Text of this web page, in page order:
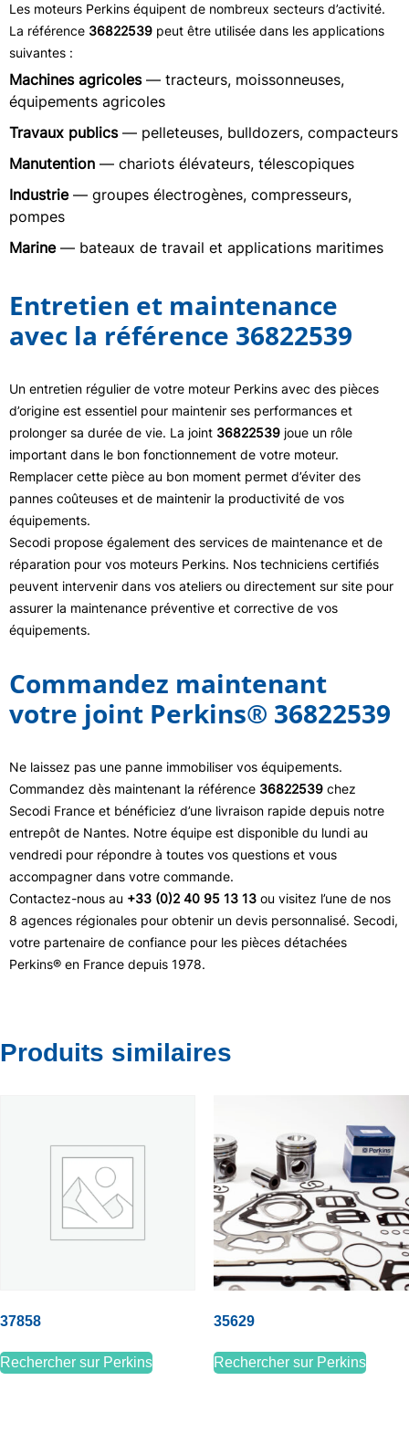
Les moteurs Perkins équipent de nombreux secteurs d’activité.
La référence 36822539 peut être utilisée dans les applications
suivantes :
Machines agricoles— tracteurs, moissonneuses,
équipements agricoles
Travaux publics— pelleteuses, bulldozers, compacteurs
Manutention — chariots élévateurs, télescopiques
Industrie— groupes électrogènes, compresseurs,
pompes
Marine— bateaux de travail et applications maritimes
Entretien et maintenance
avec la référence 36822539
Un entretien régulier de votre moteur Perkins avec des pièces
d’origine est essentiel pour maintenir ses performances et
prolonger sa durée de vie. La joint 36822539 joue un rôle
important dans le bon fonctionnement de votre moteur.
Remplacer cette pièce au bon moment permet d’éviter des
pannes coûteuses et de maintenir la productivité de vos
équipements.
Secodi propose également des services de maintenance et de
réparation pour vos moteurs Perkins. Nos techniciens certifiés
peuvent intervenir dans vos ateliers ou directement sur site pour
assurer la maintenance préventive et corrective de vos
équipements.
Commandez maintenant
votre joint Perkins® 36822539
Ne laissez pas une panne immobiliser vos équipements.
Commandez dès maintenant la référence 36822539 chez
Secodi France et bénéficiez d’une livraison rapide depuis notre
entrepôt de Nantes. Notre équipe est disponible du lundi au
vendredi pour répondre à toutes vos questions et vous
accompagner dans votre commande.
Contactez-nous au +33 (0)2 40 95 13 13 ou visitez l’une de nos
8 agences régionales pour obtenir un devis personnalisé. Secodi,
votre partenaire de confiance pour les pièces détachées
Perkins® en France depuis 1978.
Produits similaires
37858
Rechercher sur Perkins
35629
Rechercher sur Perkins